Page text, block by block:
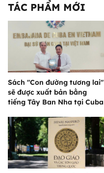
TÁC PHẨM MỚI
Sách "Con đường tương lai"
sẽ được xuất bản bằng
tiếng Tây Ban Nha tại Cuba